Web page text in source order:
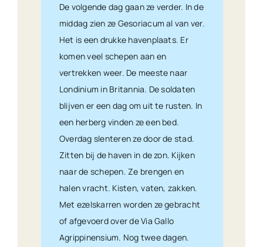
De volgende dag gaan ze verder. In de
middag zien ze Gesoriacum al van ver.
Het is een drukke havenplaats. Er
komen veel schepen aan en
vertrekken weer. De meeste naar
Londinium in Britannia. De soldaten
blijven er een dag om uit te rusten. In
een herberg vinden ze een bed.
Overdag slenteren ze door de stad.
Zitten bij de haven in de zon. Kijken
naar de schepen. Ze brengen en
halen vracht. Kisten, vaten, zakken.
Met ezelskarren worden ze gebracht
of afgevoerd over de Via Gallo
Agrippinensium. Nog twee dagen.